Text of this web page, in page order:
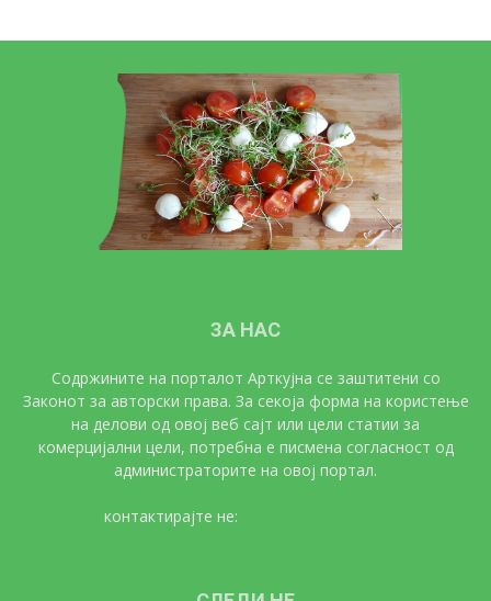
ЗА НАС
Содржините на порталот Арткујна се заштитени со
Законот за авторски права. За секоја форма на користење
на делови од овој веб сајт или цели статии за
комерцијални цели, потребна е писмена согласност од
администраторите на овој портал.
контактирајте не: